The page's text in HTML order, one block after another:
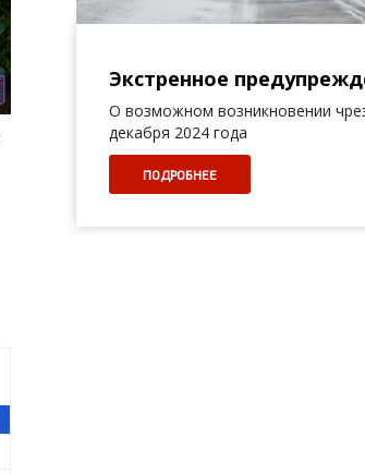
Экстренное
О возможном возникновении
декабря 2024 года
ПОДРОБНЕЕ